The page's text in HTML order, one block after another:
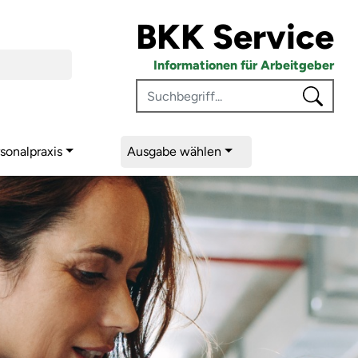
BKK Service
Informationen für Arbeitgeber
und Arbeitsrecht
Grenzen
Ausgabe wählen